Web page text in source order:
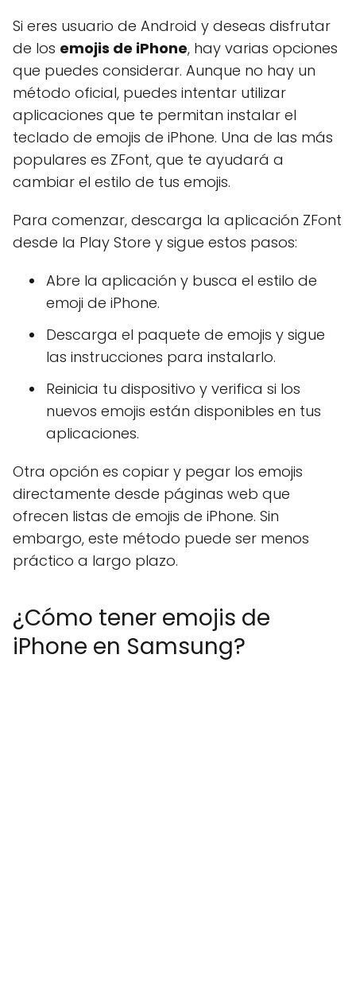
Si eres usuario de Android y deseas disfrutar
de los emojis de iPhone, hay varias opciones
que puedes considerar. Aunque no hay un
método oficial, puedes intentar utilizar
aplicaciones que te permitan instalar el
teclado de emojis de iPhone. Una de las más
populares es ZFont, que te ayudará a
cambiar el estilo de tus emojis.
Para comenzar, descarga la aplicación ZFont
desde la Play Store y sigue estos pasos:
Abre la aplicación y busca el estilo de
emoji de iPhone.
Descarga el paquete de emojis y sigue
las instrucciones para instalarlo.
Reinicia tu dispositivo y verifica si los
nuevos emojis están disponibles en tus
aplicaciones.
Otra opción es copiar y pegar los emojis
directamente desde páginas web que
ofrecen listas de emojis de iPhone. Sin
embargo, este método puede ser menos
práctico a largo plazo.
¿Cómo tener emojis de
iPhone en Samsung?